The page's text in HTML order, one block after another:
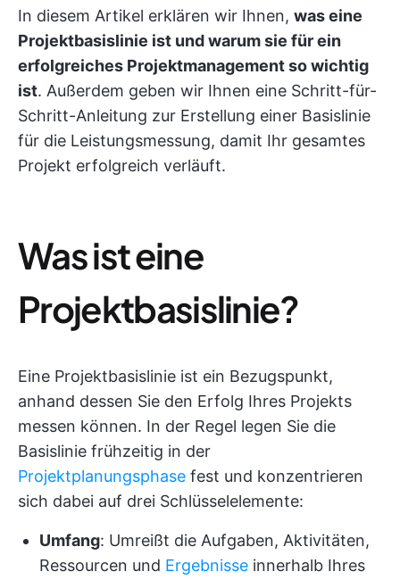
In diesem Artikel erklären wir Ihnen, was eine
Projektbasislinie ist und warum sie für ein
erfolgreiches Projektmanagement so wichtig
ist. Außerdem geben wir Ihnen eine Schritt-für-
Schritt-Anleitung zur Erstellung einer Basislinie
für die Leistungsmessung, damit Ihr gesamtes
Projekt erfolgreich verläuft.
Was ist eine
Projektbasislinie?
Eine Projektbasislinie ist ein Bezugspunkt,
anhand dessen Sie den Erfolg Ihres Projekts
messen können. In der Regel legen Sie die
Basislinie frühzeitig in der
Projektplanungsphase fest und konzentrieren
sich dabei auf drei Schlüsselelemente:
Umfang: Umreißt die Aufgaben, Aktivitäten,
Ressourcen und Ergebnisse innerhalb Ihres